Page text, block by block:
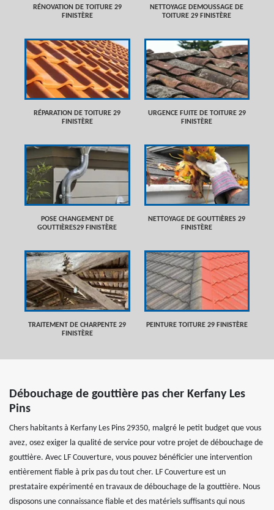
RÉNOVATION DE TOITURE 29
FINISTÈRE
NETTOYAGE DEMOUSSAGE DE
TOITURE 29 FINISTÈRE
RÉPARATION DE TOITURE 29
FINISTÈRE
URGENCE FUITE DE TOITURE 29
FINISTÈRE
POSE CHANGEMENT DE
GOUTTIÈRES29 FINISTÈRE
NETTOYAGE DE GOUTTIÈRES 29
FINISTÈRE
TRAITEMENT DE CHARPENTE 29
FINISTÈRE
PEINTURE TOITURE 29 FINISTÈRE
Débouchage de gouttière pas cher Kerfany Les
Pins
Chers habitants à Kerfany Les Pins 29350, malgré le petit budget que vous
avez, osez exiger la qualité de service pour votre projet de débouchage de
gouttière. Avec LF Couverture, vous pouvez bénéficier une intervention
entièrement fiable à prix pas du tout cher. LF Couverture est un
prestataire expérimenté en travaux de débouchage de la gouttière. Nous
disposons une connaissance fiable et des matériels suffisants qui nous